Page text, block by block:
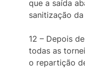
que a saída
sanitização
12 – Depois
todas as
o repartição